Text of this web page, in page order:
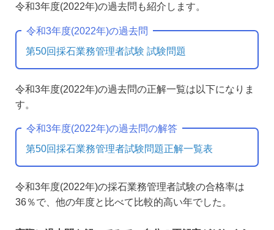
令和3年度(2022年)の過去問も紹介します。
令和3年度(2022年)の過去問
第50回採石業務管理者試験 試験問題
令和3年度(2022年)の過去問の正解一覧は以下になりま
す。
令和3年度(2022年)の過去問の解答
第50回採石業務管理者試験問題正解一覧表
令和3年度(2022年)の採石業務管理者試験の合格率は
36％で、他の年度と比べて比較的高い年でした。